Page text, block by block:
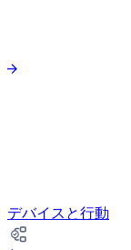
デバイスと行動